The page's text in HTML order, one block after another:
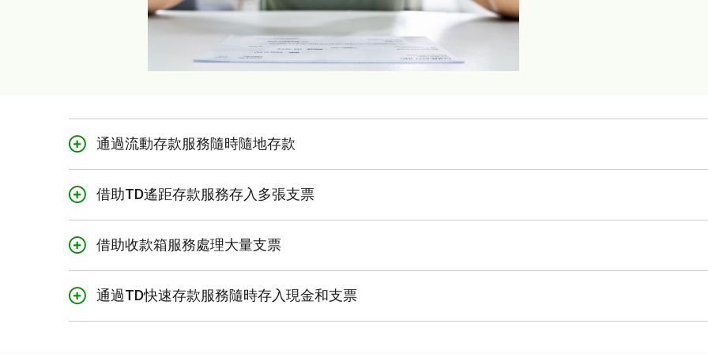
通過流動存款服務隨時隨地存款
上理財查看6個月內的流動
借助TD遙距存款服務存入多張支票
借助收款箱服務處理大量支票
通過TD快速存款服務隨時存入現金和支票